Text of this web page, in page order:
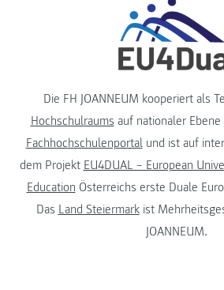
Die FH JOANNEUM kooperiert als
Hochschulraums auf nationaler Ebene
Fachhochschulenportalund ist auf
dem Projekt EU4DUAL – European
Education Österreichs erste Duale
Das Land Steiermarkist
JOANNEUM.